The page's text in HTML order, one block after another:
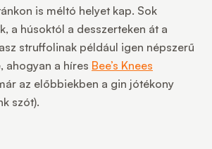
is méltó helyet kap. Sok
a húsoktól a desszerteken át a
struffolinak például igen népszerű
ahogyan a híres Bee’s Knees
az előbbiekben a gin jótékony
szót).